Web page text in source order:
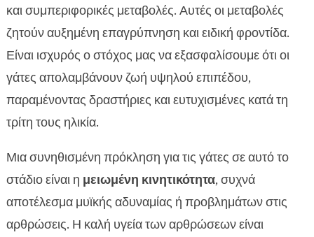
και συμπεριφορικές μεταβολές. Αυτές οι μεταβολές
ζητούν αυξημένη επαγρύπνηση και ειδική φροντίδα.
Είναι ισχυρός ο στόχος μας να εξασφαλίσουμε ότι οι
γάτες απολαμβάνουν ζωή υψηλού επιπέδου,
παραμένοντας δραστήριες και ευτυχισμένες κατά τη
τρίτη τους ηλικία.
Μια συνηθισμένη πρόκληση για τις γάτες σε αυτό το
στάδιο είναι η μειωμένη κινητικότητα, συχνά
αποτέλεσμα μυϊκής αδυναμίας ή προβλημάτων στις
αρθρώσεις. Η καλή υγεία των αρθρώσεων είναι